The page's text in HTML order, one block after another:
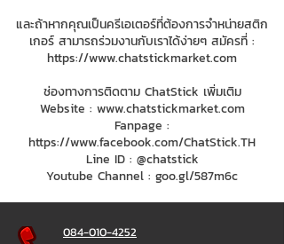
และถ้าหากคุณเป็นครีเอเตอร์ที่ต้องการจำหน่ายสติก
เกอร์ สามารถร่วมงานกับเราได้ง่ายๆ สมัครที่ :
https://www.chatstickmarket.com
ช่องทางการติดตาม ChatStick เพิ่มเติม
Website : www.chatstickmarket.com
Fanpage :
https://www.facebook.com/ChatStick.TH
Line ID : @chatstick
Youtube Channel : goo.gl/587m6c
084-010-4252